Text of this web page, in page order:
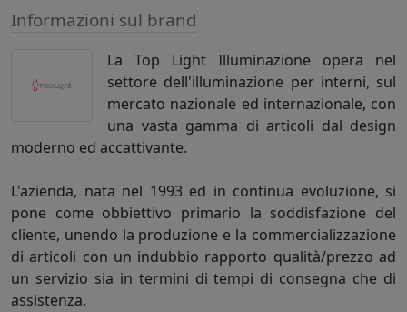
Informazioni sul brand
La Top Light Illuminazione opera nel
settore dell'illuminazione per interni, sul
mercato nazionale ed internazionale, con
una vasta gamma di articoli dal design
moderno ed accattivante.
L'azienda, nata nel 1993 ed in continua evoluzione, si
pone come obbiettivo primario la soddisfazione del
cliente, unendo la produzione e la commercializzazione
di articoli con un indubbio rapporto qualità/prezzo ad
un servizio sia in termini di tempi di consegna che di
assistenza.